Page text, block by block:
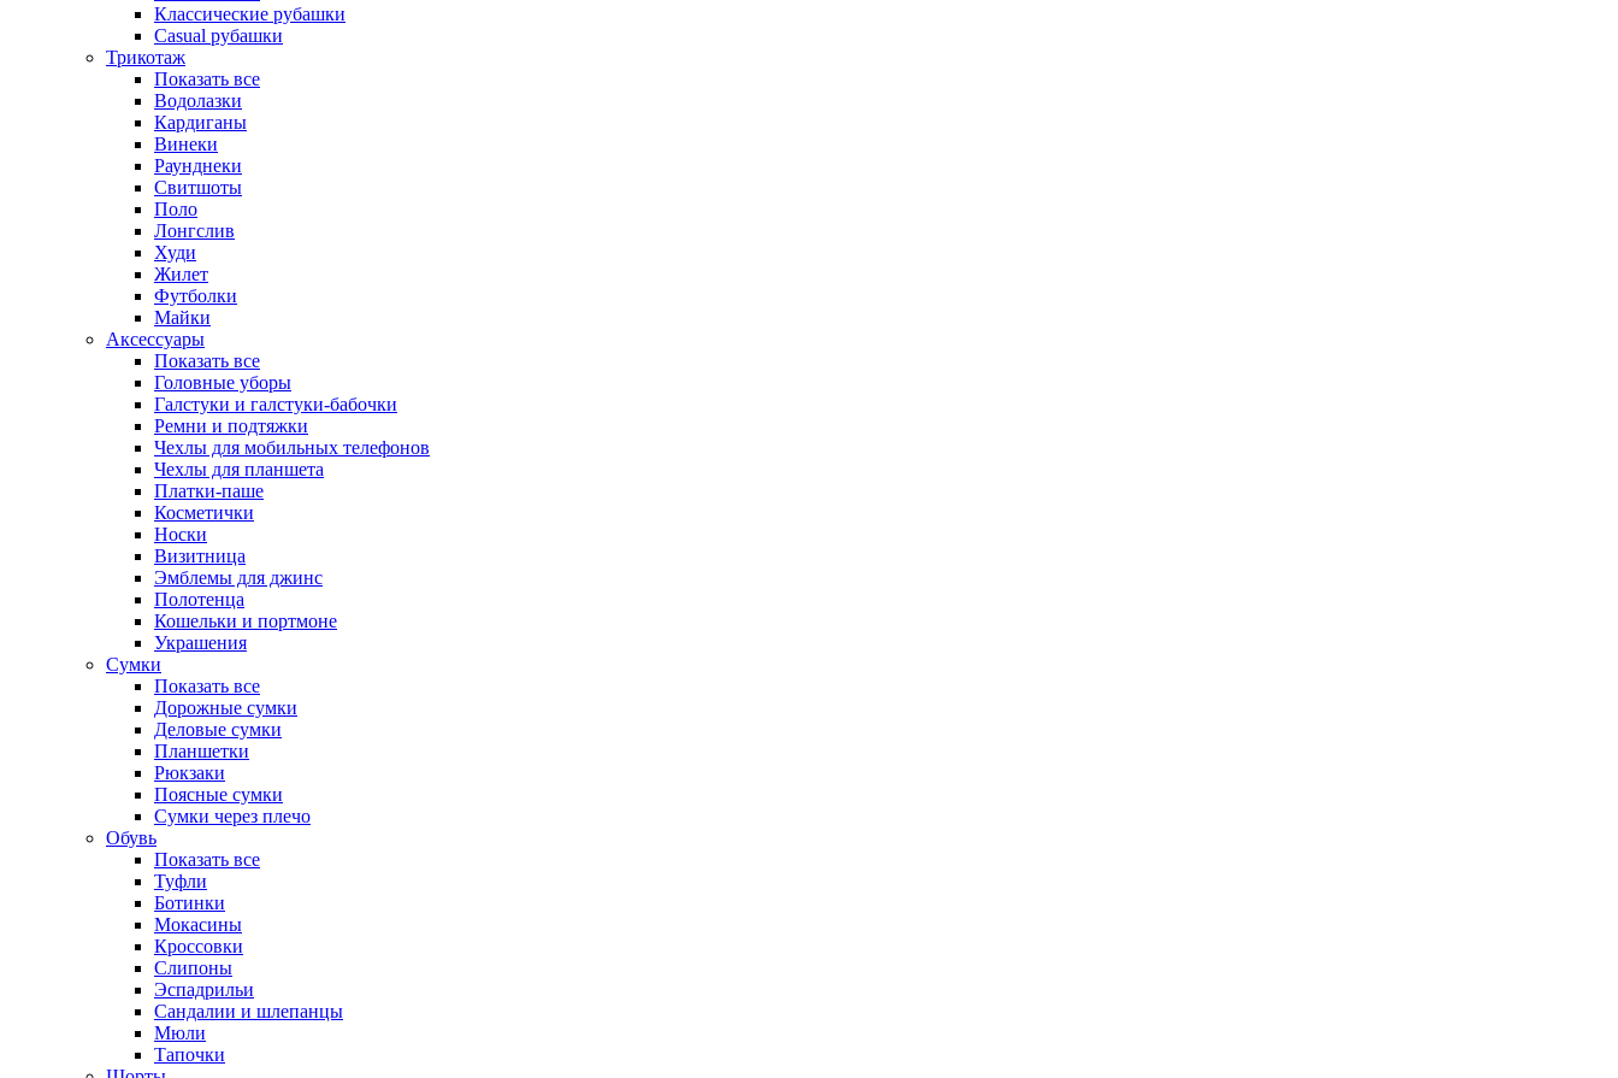
Классические рубашки
Casual рубашки
Трикотаж
Показать все
Водолазки
Кардиганы
Винеки
Раунднеки
Свитшоты
Поло
Лонгслив
Худи
Жилет
Футболки
Майки
Аксессуары
Показать все
Головные уборы
Галстуки и галстуки-бабочки
Ремни и подтяжки
Чехлы для мобильных телефонов
Чехлы для планшета
Платки-паше
Косметички
Носки
Визитница
Эмблемы для джинс
Полотенца
Кошельки и портмоне
Украшения
Сумки
Показать все
Дорожные сумки
Деловые сумки
Планшетки
Рюкзаки
Поясные сумки
Сумки через плечо
Обувь
Показать все
Туфли
Ботинки
Мокасины
Кроссовки
Слипоны
Эспадрильи
Сандалии и шлепанцы
Мюли
Тапочки